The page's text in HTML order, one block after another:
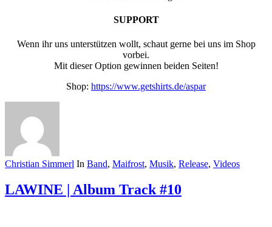
SUPPORT
Wenn ihr uns unterstützen wollt, schaut gerne bei uns im Shop
vorbei.
Mit dieser Option gewinnen beiden Seiten!
Shop: https://www.getshirts.de/aspar
Christian Simmerl In Band, Maifrost, Musik, Release, Videos
LAWINE | Album Track #10